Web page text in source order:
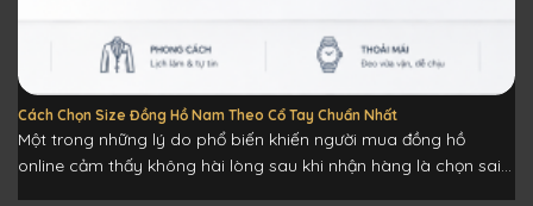
Cách Chọn Size Đồng Hồ Nam Theo Cổ Tay Chuẩn Nhất
Một trong những lý do phổ biến khiến người mua đồng hồ
online cảm thấy không hài lòng sau khi nhận hàng là chọn sai...